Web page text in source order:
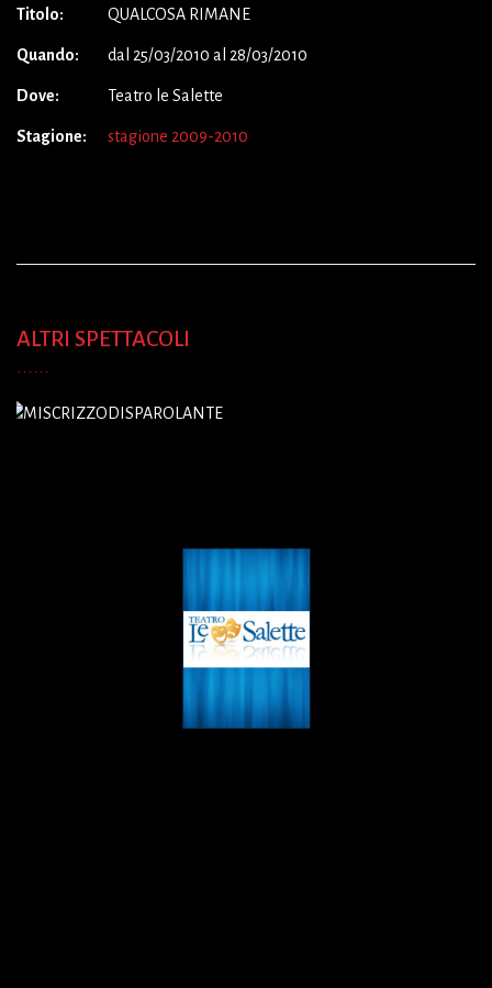
Titolo: QUALCOSA RIMANE
Quando: dal 25/03/2010 al 28/03/2010
Dove: Teatro le Salette
Stagione: stagione 2009-2010
ALTRI SPETTACOLI